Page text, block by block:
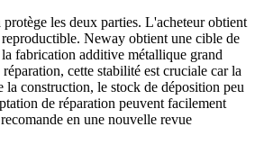
les deux parties. L'acheteur obtient
Neway obtient une cible de
fabrication additive métallique grand
cette stabilité est cruciale car la
la construction, le stock de déposition peu
de réparation peuvent facilement
en une nouvelle revue